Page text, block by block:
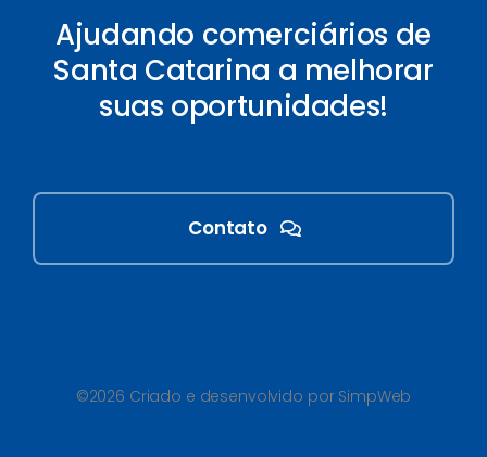
Ajudando comerciários de
Santa Catarina a melhorar
suas oportunidades!
Contato
©2026 Criado e desenvolvido por SimpWeb